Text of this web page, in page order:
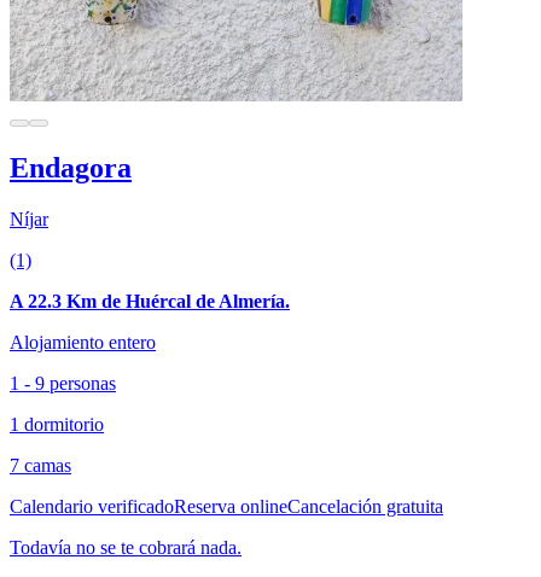
Endagora
Níjar
(1)
A 22.3 Km de Huércal de Almería.
Alojamiento entero
1 - 9 personas
1 dormitorio
7 camas
Calendario verificadoReserva onlineCancelación gratuita
Todavía no se te cobrará nada.